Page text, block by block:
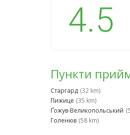
4.5
Пункти
Старгард (32 km)
Пижице (35 km)
Ґожув-Великопольський
Голенюв (58 km)